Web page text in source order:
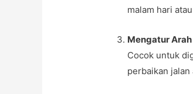
malam hari
Mengatur
Cocok untuk
perbaikan